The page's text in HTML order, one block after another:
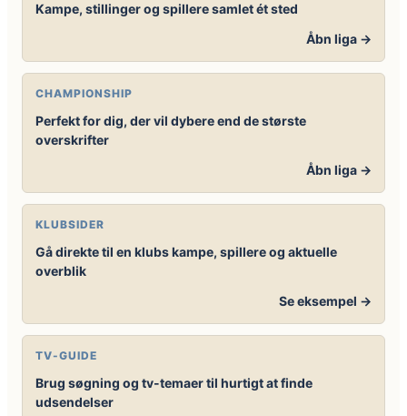
Kampe, stillinger og spillere samlet ét sted
Åbn liga →
CHAMPIONSHIP
Perfekt for dig, der vil dybere end de største
overskrifter
Åbn liga →
KLUBSIDER
Gå direkte til en klubs kampe, spillere og aktuelle
overblik
Se eksempel →
TV-GUIDE
Brug søgning og tv-temaer til hurtigt at finde
udsendelser